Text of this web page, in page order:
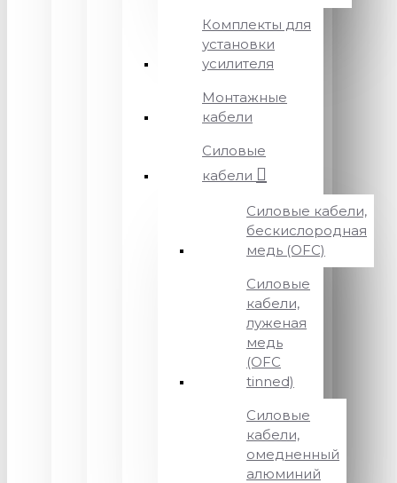
Комплекты для
установки
усилителя
Монтажные
кабели
Силовые
кабели
Силовые кабели,
бескислородная
медь (OFC)
Силовые
кабели,
луженая
медь
(OFC
tinned)
Силовые
кабели,
омедненный
алюминий